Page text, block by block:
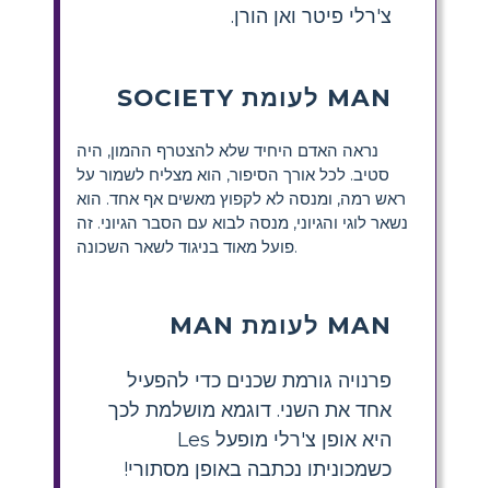
צ'רלי פיטר ואן הורן.
MAN לעומת SOCIETY
נראה האדם היחיד שלא להצטרף ההמון, היה
סטיב. לכל אורך הסיפור, הוא מצליח לשמור על
ראש רמה, ומנסה לא לקפוץ מאשים אף אחד. הוא
נשאר לוגי והגיוני, מנסה לבוא עם הסבר הגיוני. זה
פועל מאוד בניגוד לשאר השכונה.
MAN לעומת MAN
פרנויה גורמת שכנים כדי להפעיל
אחד את השני. דוגמא מושלמת לכך
היא אופן צ'רלי מופעל Les
כשמכוניתו נכתבה באופן מסתורי!